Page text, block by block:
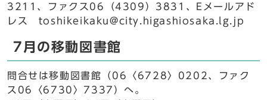
3211、ファクス06（4309）3831、Eメールアド
レス toshikeikaku@city.higashiosaka.lg.jp
7月の移動図書館
問合せは移動図書館（06〈6728〉0202、ファク
ス06〈6730〉7337）へ。